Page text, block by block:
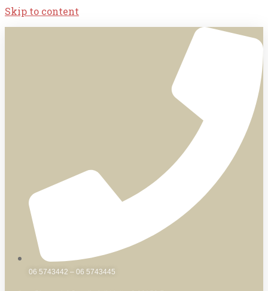
Skip to content
06 5743442 – 06 5743445